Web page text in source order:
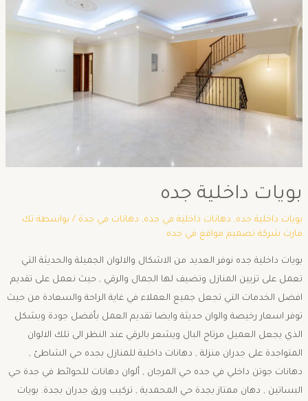
بويات داخلية جده
بويات داخلية جده, دهانات داخلية في جده, دهانات في جدة / بواسطة تك
مارت شركة تصميم مواقع في جده
بويات داخلية جده نوفر العديد من الاشكال والالوان الجميلة والحديثة التي
تعمل على تزيين المنازل وتضيف لها الجمال والرقي , حيث نعمل على تقديم
افضل الخدمات التي تجعل جميع العملاء في غاية الراحة والسعادة من حيث
توفر اسعار رخيصة والوان حديثة وايضا تقديم العمل بأفضل جودة وبشكل
الذي يجعل العميل مرتاح البال ويشعر بالرقي عند النظر الى تلك الالوان
المتواجدة على جدران منزلة , دهانات داخلية للمنازل بجده حي الشاطئ ,
دهانات جوتن داخلي في جده حي المرجان , ألوان دهانات للحوائط في جدة حي
البساتين , دهان ممتاز بجدة حي المحمدية , تركيب ورق جدران بجدة. بويات